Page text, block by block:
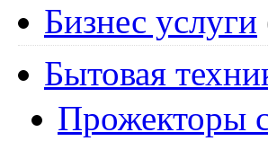
Бизнес услуги
Бытовая
Прожекторы